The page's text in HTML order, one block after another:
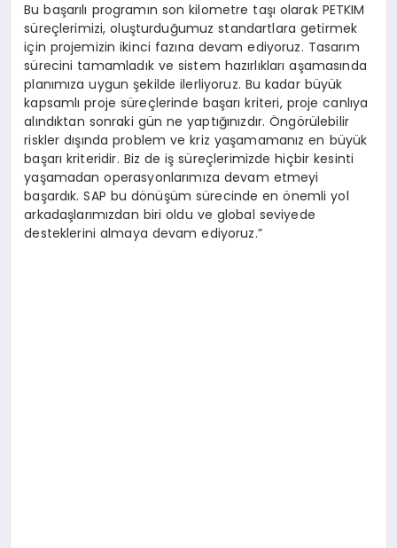
Bu başarılı programın son kilometre taşı olarak PETKIM
süreçlerimizi, oluşturduğumuz standartlara getirmek
için projemizin ikinci fazına devam ediyoruz. Tasarım
sürecini tamamladık ve sistem hazırlıkları aşamasında
planımıza uygun şekilde ilerliyoruz. Bu kadar büyük
kapsamlı proje süreçlerinde başarı kriteri, proje canlıya
alındıktan sonraki gün ne yaptığınızdır. Öngörülebilir
riskler dışında problem ve kriz yaşamamanız en büyük
başarı kriteridir. Biz de iş süreçlerimizde hiçbir kesinti
yaşamadan operasyonlarımıza devam etmeyi
başardık. SAP bu dönüşüm sürecinde en önemli yol
arkadaşlarımızdan biri oldu ve global seviyede
desteklerini almaya devam ediyoruz.”